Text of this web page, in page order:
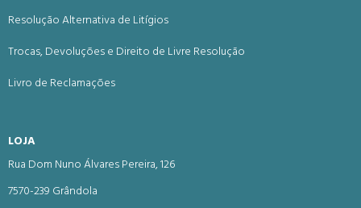
Resolução Alternativa de Litígios
Trocas, Devoluções e Direito de Livre Resolução
Livro de Reclamações
LOJA
Rua Dom Nuno Álvares Pereira, 126
7570-239 Grândola